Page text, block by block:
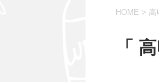
HOME > 高
「